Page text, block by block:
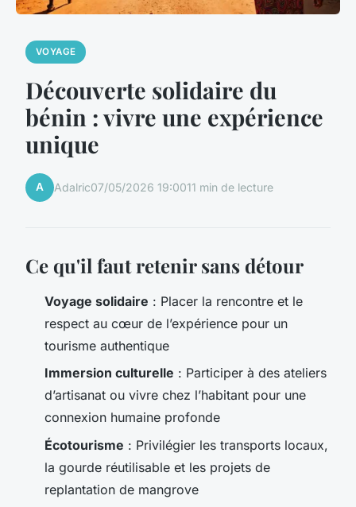
VOYAGE
Découverte solidaire du
bénin : vivre une expérience
unique
A Adalric07/05/2026 19:0011 min de lecture
Ce qu'il faut retenir sans détour
Voyage solidaire : Placer la rencontre et le
respect au cœur de l’expérience pour un
tourisme authentique
Immersion culturelle : Participer à des ateliers
d’artisanat ou vivre chez l’habitant pour une
connexion humaine profonde
Écotourisme : Privilégier les transports locaux,
la gourde réutilisable et les projets de
replantation de mangrove